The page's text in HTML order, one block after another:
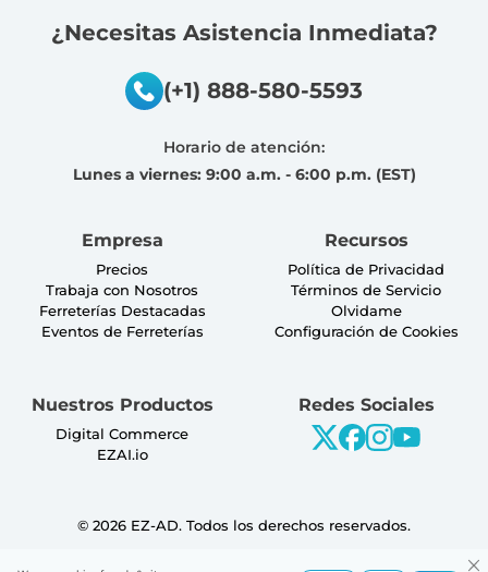
¿Necesitas Asistencia Inmediata?
(+1) 888-580-5593
Horario de atención:
Lunes a viernes: 9:00 a.m. - 6:00 p.m. (EST)
Nuestros Productos
Digital Commerce
EZAI.io
Recursos
Política de Privacidad
Términos de Servicio
Olvidame
Configuración de Cookies
Empresa
Precios
Trabaja con Nosotros
Ferreterías Destacadas
Eventos de Ferreterías
Redes Sociales
© 2026 EZ-AD. Todos los derechos reservados.